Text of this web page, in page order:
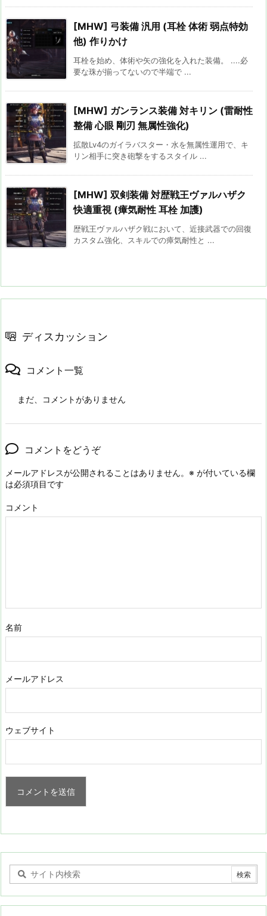
[MHW] 弓装備 汎用 (耳栓 体術 弱点特効
他) 作りかけ
耳栓を始め、体術や矢の強化を入れた装備。 ....必
要な珠が揃ってないので半端で ...
[MHW] ガンランス装備 対キリン (雷耐性
整備 心眼 剛刃 無属性強化)
拡散Lv4のガイラバスター・水を無属性運用で、キ
リン相手に突き砲撃をするスタイル ...
[MHW] 双剣装備 対歴戦王ヴァルハザク
快適重視 (瘴気耐性 耳栓 加護)
歴戦王ヴァルハザク戦において、近接武器での回復
カスタム強化、スキルでの瘴気耐性と ...
ディスカッション
コメント一覧
まだ、コメントがありません
コメントをどうぞ
メールアドレスが公開されることはありません。 ※ が付いている欄
は必須項目です
コメント
名前
メールアドレス
ウェブサイト